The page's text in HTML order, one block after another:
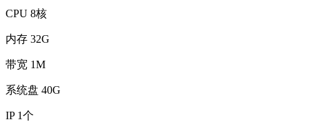
CPU 8核
内存 32G
带宽 1M
系统盘 40G
IP 1个